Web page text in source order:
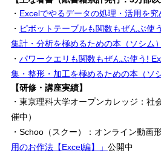
・ Excelでやるデータの処理・活用を究
・ ピボットテーブルも関数もぜんぶ使
集計・分析を極めるための本（ソシム）
・ パワークエリも関数もぜんぶ使う!
集・整形・加工を極めるための本（ソシ
【研修・講座実績】
・東京理科大学オープンカレッジ：社
催中）
・Schoo（スクー）：オンライン動画
用のお作法【Excel編】」 公開中